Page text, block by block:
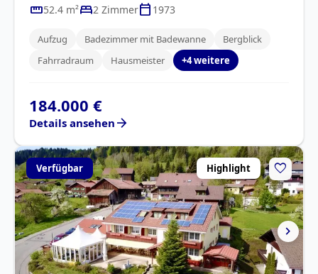
straighten52.4 m²bed2 Zimmercalendar_today 1973
Aufzug Badezimmer mit Badewanne
Bergblick
Fahrradraum
Hausmeister +4 weitere
184.000 €
Details ansehen arrow_forward
chevron_right
Verfügbar favorite
Highlight